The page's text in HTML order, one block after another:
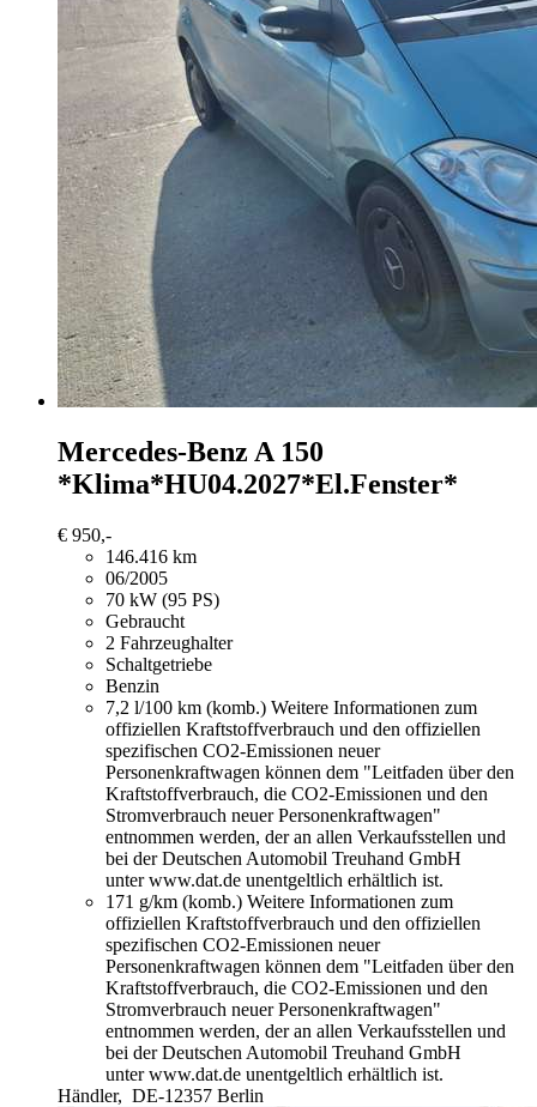
Mercedes-Benz A 150
*Klima*HU04.2027*El.Fenster*
€ 950,-
146.416 km
06/2005
70 kW (95 PS)
Gebraucht
2 Fahrzeughalter
Schaltgetriebe
Benzin
7,2 l/100 km (komb.) Weitere Informationen zum
offiziellen Kraftstoffverbrauch und den offiziellen
spezifischen CO2-Emissionen neuer
Personenkraftwagen können dem "Leitfaden über den
Kraftstoffverbrauch, die CO2-Emissionen und den
Stromverbrauch neuer Personenkraftwagen"
entnommen werden, der an allen Verkaufsstellen und
bei der Deutschen Automobil Treuhand GmbH
unter www.dat.de unentgeltlich erhältlich ist.
171 g/km (komb.) Weitere Informationen zum
offiziellen Kraftstoffverbrauch und den offiziellen
spezifischen CO2-Emissionen neuer
Personenkraftwagen können dem "Leitfaden über den
Kraftstoffverbrauch, die CO2-Emissionen und den
Stromverbrauch neuer Personenkraftwagen"
entnommen werden, der an allen Verkaufsstellen und
bei der Deutschen Automobil Treuhand GmbH
unter www.dat.de unentgeltlich erhältlich ist.
Händler, DE-12357 Berlin